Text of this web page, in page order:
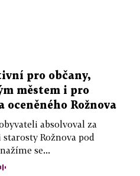
pro občany,
městem i pro
oceněného Rožnova
absolvoval za
Rožnova pod
se...